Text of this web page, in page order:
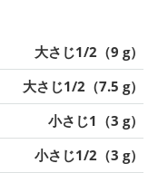
大さじ1/2（9 g）
大さじ1/2（7.5 g）
小さじ1（3 g）
小さじ1/2（3 g）